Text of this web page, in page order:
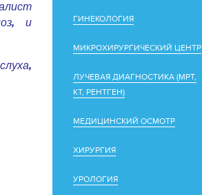
и
ГИНЕКОЛОГИЯ
МИКРОХИРУРГИЧЕСКИЙ ЦЕНТР
ЛУЧЕВАЯ ДИАГНОСТИКА (МРТ,
КТ, РЕНТГЕН)
МЕДИЦИНСКИЙ ОСМОТР
ХИРУРГИЯ
УРОЛОГИЯ